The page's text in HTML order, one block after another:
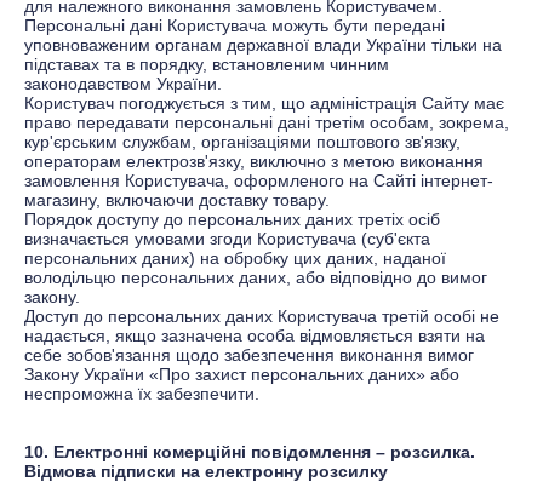
для належного виконання замовлень Користувачем.
Персональні дані Користувача можуть бути передані
уповноваженим органам державної влади України тільки на
підставах та в порядку, встановленим чинним
законодавством України.
Користувач погоджується з тим, що адміністрація Сайту має
право передавати персональні дані третім особам, зокрема,
кур'єрським службам, організаціями поштового зв'язку,
операторам електрозв'язку, виключно з метою виконання
замовлення Користувача, оформленого на Сайті інтернет-
магазину, включаючи доставку товару.
Порядок доступу до персональних даних третіх осіб
визначається умовами згоди Користувача (суб'єкта
персональних даних) на обробку цих даних, наданої
володільцю персональних даних, або відповідно до вимог
закону.
Доступ до персональних даних Користувача третій особі не
надається, якщо зазначена особа відмовляється взяти на
себе зобов'язання щодо забезпечення виконання вимог
Закону України «Про захист персональних даних» або
неспроможна їх забезпечити.
10. Електронні комерційні повідомлення – розсилка.
Відмова підписки на електронну розсилку